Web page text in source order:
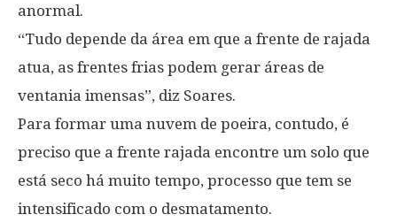
anormal.
“Tudo depende da área em que a frente de rajada
atua, as frentes frias podem gerar áreas de
ventania imensas”, diz Soares.
Para formar uma nuvem de poeira, contudo, é
preciso que a frente rajada encontre um solo que
está seco há muito tempo, processo que tem se
intensificado com o desmatamento.